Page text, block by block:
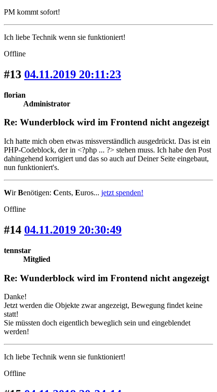
PM kommt sofort!
Ich liebe Technik wenn sie funktioniert!
Offline
#13 04.11.2019 20:11:23
florian
Administrator
Re: Wunderblock wird im Frontend nicht angezeigt
Ich hatte mich oben etwas missverständlich ausgedrückt. Das ist ein
PHP-Codeblock, der in <?php ... ?> stehen muss. Ich habe den Post
dahingehend korrigiert und das so auch auf Deiner Seite eingebaut,
nun funktioniert's.
WirBenötigen: Cents, Euros... jetzt spenden!
Offline
#14 04.11.2019 20:30:49
tennstar
Mitglied
Re: Wunderblock wird im Frontend nicht angezeigt
Danke!
Jetzt werden die Objekte zwar angezeigt, Bewegung findet keine
statt!
Sie müssten doch eigentlich beweglich sein und eingeblendet
werden!
Ich liebe Technik wenn sie funktioniert!
Offline